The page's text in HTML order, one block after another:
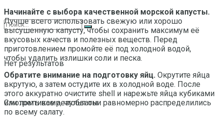
Нет результатов
Смотреть все результаты
Начинайте с выбора качественной морской капусты.
Лучше всего использовать свежую или хорошо
высушенную капусту, чтобы сохранить максимум её
вкусовых качеств и полезных веществ. Перед
приготовлением промойте её под холодной водой,
чтобы удалить излишки соли и песка.
Обратите внимание на подготовку яйц. Окрутите яйца
вкрутую, а затем остудите их в холодной воде. После
этого аккуратно очистите shell и нарежьте яйца кубиками
или ломтиками, чтобы они равномерно распределились
по всему салату.